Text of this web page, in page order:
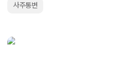
사주통변